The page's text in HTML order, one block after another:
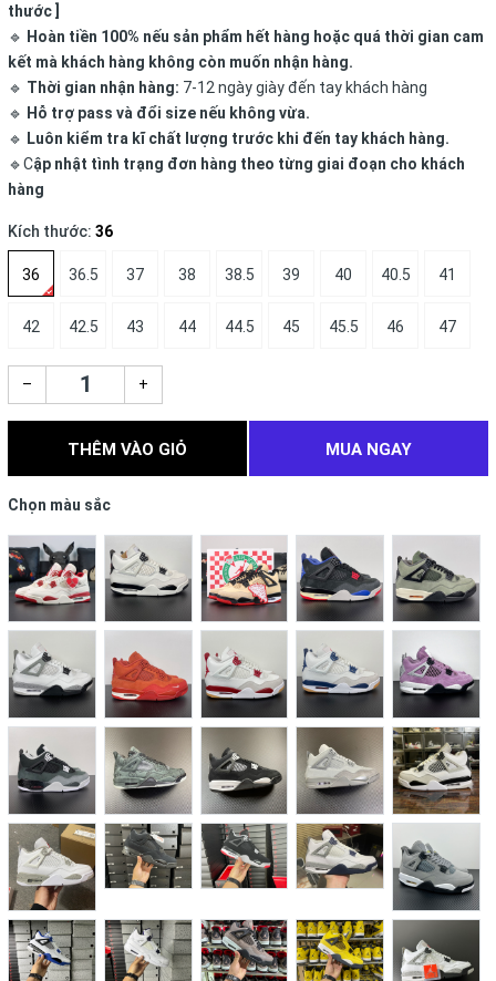
thước ]
🔹 Hoàn tiền 100% nếu sản phẩm hết hàng hoặc quá thời gian cam
kết mà khách hàng không còn muốn nhận hàng.
🔹 Thời gian nhận hàng: 7-12 ngày giày đến tay khách hàng
🔹 Hỗ trợ pass và đổi size nếu không vừa.
🔹 Luôn kiểm tra kĩ chất lượng trước khi đến tay khách hàng.
🔹Cập nhật tình trạng đơn hàng theo từng giai đoạn cho khách
hàng
Kích thước: 36
36 36.5 37 38 38.5 39 40 40.5 41
42 42.5 43 44 44.5 45 45.5 46 47
– +
THÊM VÀO GIỎ MUA NGAY
Chọn màu sắc